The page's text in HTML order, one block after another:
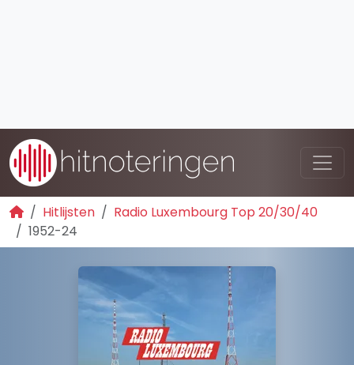
Hitlijsten
Radio Luxembourg Top 20/30/40
1952-24